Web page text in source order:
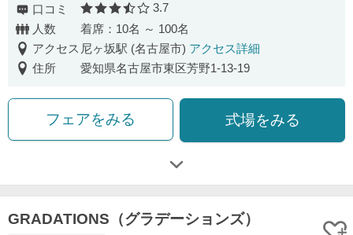
口コミ 口コミ評価
3.7
人数
着席：10名 ～ 100名
アクセス 尼ヶ坂駅 (名古屋市) アクセス詳細
住所
愛知県名古屋市東区芳野1-13-19
フェアをみる 式場をみる
GRADATIONS（グラデーションズ）